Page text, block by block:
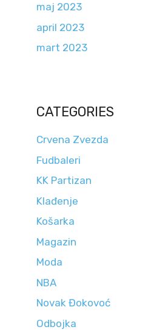
maj 2023
april 2023
mart 2023
CATEGORIES
Crvena Zvezda
Fudbaleri
KK Partizan
Klađenje
Košarka
Magazin
Moda
NBA
Novak Đokovoć
Odbojka